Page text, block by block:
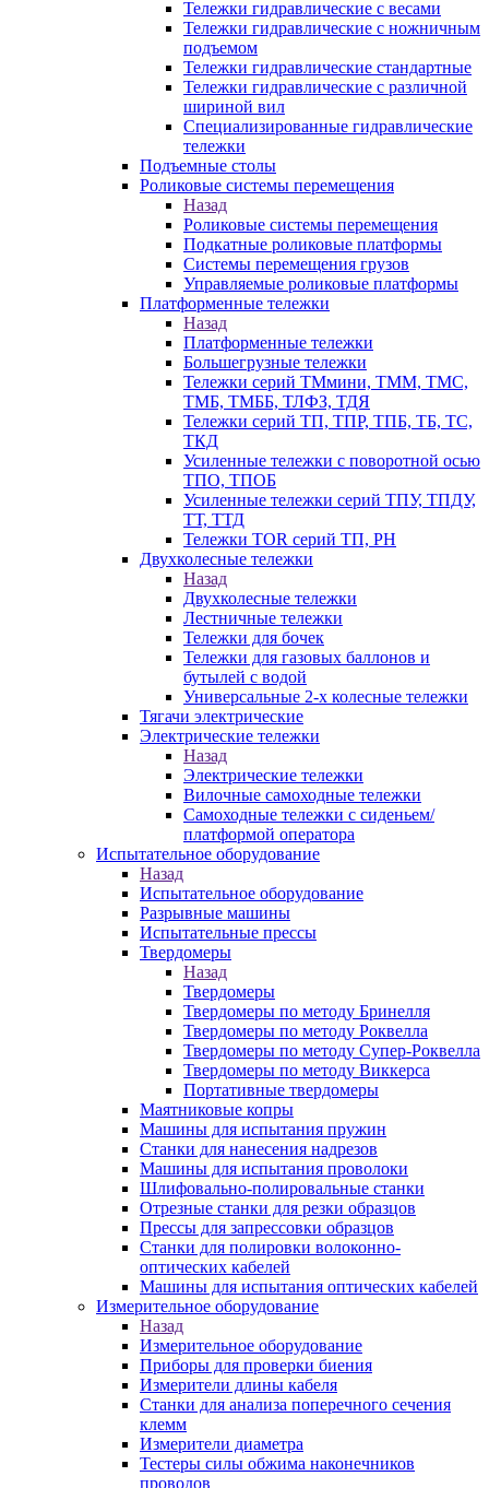
Тележки гидравлические с весами
Тележки гидравлические с ножничным
подъемом
Тележки гидравлические стандартные
Тележки гидравлические с различной
шириной вил
Специализированные гидравлические
тележки
Подъемные столы
Роликовые системы перемещения
Назад
Роликовые системы перемещения
Подкатные роликовые платформы
Системы перемещения грузов
Управляемые роликовые платформы
Платформенные тележки
Назад
Платформенные тележки
Большегрузные тележки
Тележки серий ТМмини, ТММ, ТМС,
ТМБ, ТМББ, ТЛФЗ, ТДЯ
Тележки серий ТП, ТПР, ТПБ, ТБ, ТС,
ТКД
Усиленные тележки с поворотной осью
ТПО, ТПОБ
Усиленные тележки серий ТПУ, ТПДУ,
ТТ, ТТД
Тележки TOR серий ТП, PH
Двухколесные тележки
Назад
Двухколесные тележки
Лестничные тележки
Тележки для бочек
Тележки для газовых баллонов и
бутылей с водой
Универсальные 2-х колесные тележки
Тягачи электрические
Электрические тележки
Назад
Электрические тележки
Вилочные самоходные тележки
Самоходные тележки с сиденьем/
платформой оператора
Испытательное оборудование
Назад
Испытательное оборудование
Разрывные машины
Испытательные прессы
Твердомеры
Назад
Твердомеры
Твердомеры по методу Бринелля
Твердомеры по методу Роквелла
Твердомеры по методу Супер-Роквелла
Твердомеры по методу Виккерса
Портативные твердомеры
Маятниковые копры
Машины для испытания пружин
Станки для нанесения надрезов
Машины для испытания проволоки
Шлифовально-полировальные станки
Отрезные станки для резки образцов
Прессы для запрессовки образцов
Станки для полировки волоконно-
оптических кабелей
Машины для испытания оптических кабелей
Измерительное оборудование
Назад
Измерительное оборудование
Приборы для проверки биения
Измерители длины кабеля
Станки для анализа поперечного сечения
клемм
Измерители диаметра
Тестеры силы обжима наконечников
проводов